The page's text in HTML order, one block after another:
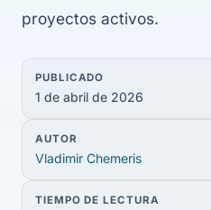
proyectos activos.
PUBLICADO
1 de abril de 2026
AUTOR
Vladimir Chemeris
TIEMPO DE LECTURA